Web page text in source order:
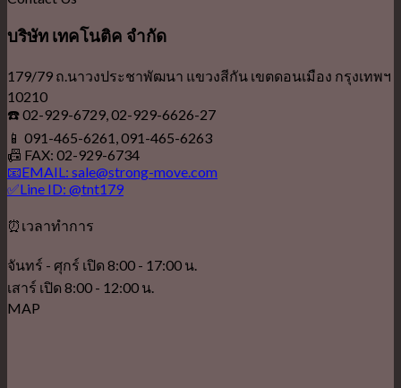
บริษัท เทคโนติค จำกัด
179/79 ถ.นาวงประชาพัฒนา แขวงสีกัน เขตดอนเมือง กรุงเทพฯ
10210
☎️ 02-929-6729, 02-929-6626-27
📱 091-465-6261, 091-465-6263
📠 FAX: 02-929-6734
📧EMAIL: sale@strong-move.com
✅Line ID: @tnt179
⏰เวลาทำการ
จันทร์ - ศุกร์ เปิด 8:00 - 17:00 น.
เสาร์ เปิด 8:00 - 12:00 น.
MAP